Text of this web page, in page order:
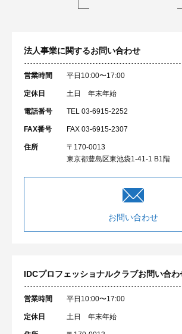
法人事業に関するお問い合わせ
営業時間 平日10:00〜17:00
定休日 土日 年末年始
電話番号 TEL 03-6915-2252
FAX番号 FAX 03-6915-2307
住所
〒170-0013
東京都豊島区東池袋1-41-1 B1階
お問い合わせ
IDCプロフェッショナルクラブお問い合わ
営業時間 平日10:00〜17:00
定休日 土日 年末年始